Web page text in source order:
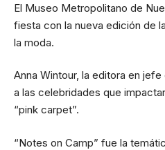
El Museo Metropolitano de
fiesta con la nueva edición de
la moda.
Anna Wintour, la editora en
a las celebridades que
“pink carpet”.
“Notes on Camp” fue la